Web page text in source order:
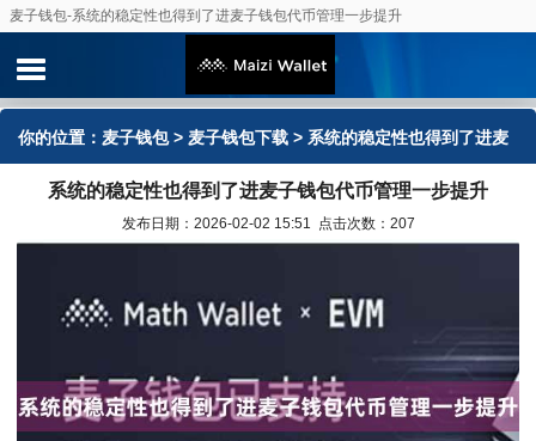
麦子钱包-系统的稳定性也得到了进麦子钱包代币管理一步提升
你的位置： 麦子钱包> 麦子钱包下载 > 系统的稳定性也得到了进麦
子钱包代币管理一步提升
系统的稳定性也得到了进麦子钱包代币管理一步提升
发布日期：2026-02-02 15:51 点击次数：207